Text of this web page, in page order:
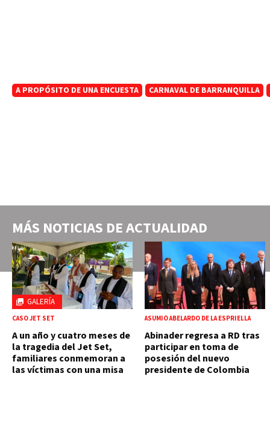
A PROPÓSITO DE UNA ENCUESTA CARNAVAL DE BARRANQUILLA
MÁS NOTICIAS DEACTUALIDAD
GALERÍA
CASO JET SET
A un año y cuatro meses de
la tragedia del Jet Set,
familiares conmemoran a
las víctimas con una misa
ASUMIÓ ABELARDO DE LA ESPRIELLA
Abinader regresa a RD tras
participar en toma de
posesión del nuevo
presidente de Colombia